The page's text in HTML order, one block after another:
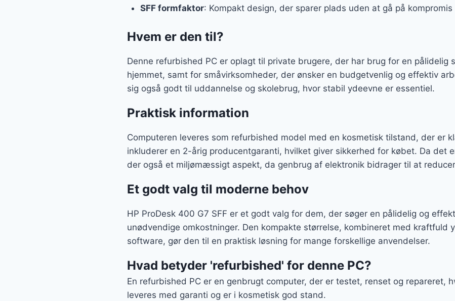
SFF formfaktor: Kompakt design, der sparer plads uden at gå på
Hvem er den til?
Denne refurbished PC er oplagt til private brugere, der har brug for en pålidelig
hjemmet, samt for småvirksomheder, der ønsker en budgetvenlig og effektiv
sig også godt til uddannelse og skolebrug, hvor stabil ydeevne er essentiel.
Praktisk information
Computeren leveres som refurbished model med en kosmetisk tilstand, der er
inkluderer en 2-årig producentgaranti, hvilket giver sikkerhed for købet. Da det
der også et miljømæssigt aspekt, da genbrug af elektronik bidrager til at
Et godt valg til moderne behov
HP ProDesk 400 G7 SFF er et godt valg for dem, der søger en pålidelig og
unødvendige omkostninger. Den kompakte størrelse, kombineret med kraftfuld
software, gør den til en praktisk løsning for mange forskellige anvendelser.
Hvad betyder 'refurbished' for denne PC?
En refurbished PC er en genbrugt computer, der er testet, renset og repareret,
leveres med garanti og er i kosmetisk god stand.